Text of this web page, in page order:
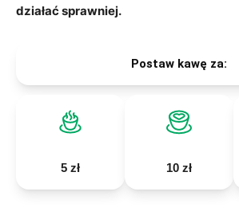
działać sprawniej.
Postaw kawę za:
5 zł 10 zł